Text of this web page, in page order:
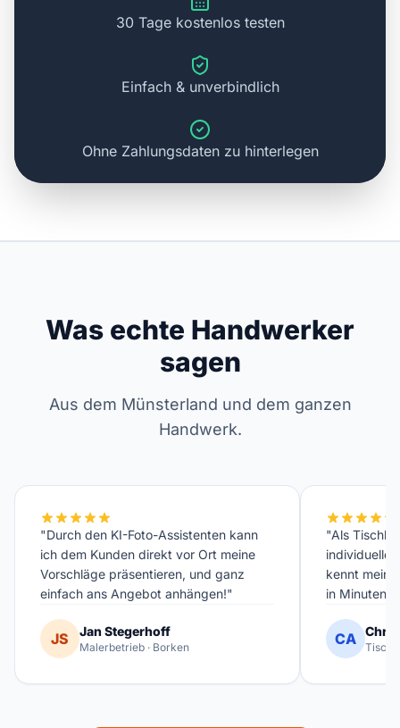
30 Tage kostenlos testen
Einfach & unverbindlich
Ohne Zahlungsdaten zu hinterlegen
Was echte Handwerker
sagen
Aus dem Münsterland und dem ganzen
Handwerk.
"Durch den KI-Foto-Assistenten kann
ich dem Kunden direkt vor Ort meine
Vorschläge präsentieren, und ganz
einfach ans Angebot anhängen!"
JS Jan Stegerhoff
Malerbetrieb · Borken
"Als
individuelle
kennt
in Minuten
CA